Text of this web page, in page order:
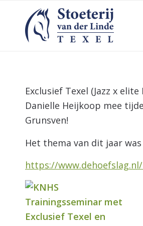
Exclusief Texel (Jazz x
Danielle Heijkoop mee
Grunsven!
Het thema van dit jaar
https://